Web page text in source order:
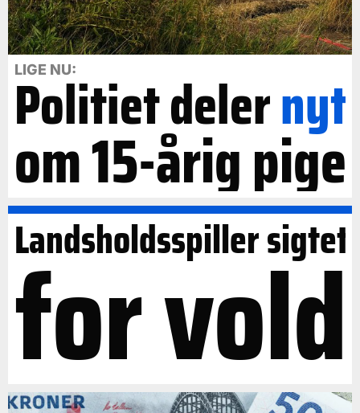
LIGE NU:
Politiet delernyt
om 15-årig pige
Landsholdsspiller sigtet
for vold